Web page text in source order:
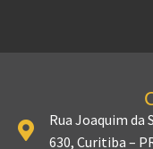
Rua Joaquim da
630, Curitiba –